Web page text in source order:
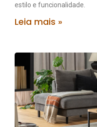
estilo e funcionalidade.
Leia mais »